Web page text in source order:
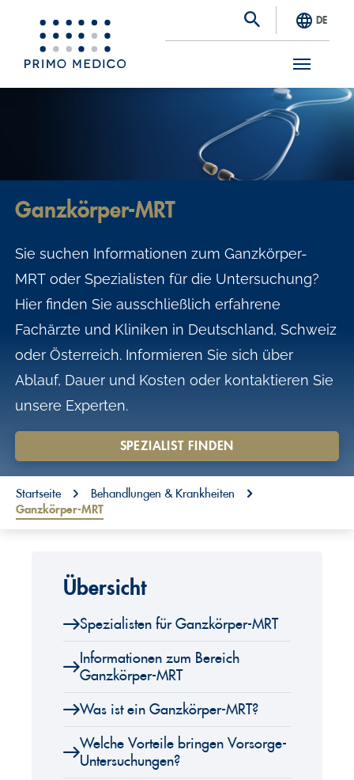
S
DE
Ganzkörper-MRT
Sie suchen Informationen zum Ganzkörper-
MRT oder Spezialisten für die Untersuchung?
Hier finden Sie ausschließlich erfahrene
Fachärzte und Kliniken in Deutschland, Schweiz
oder Österreich. Informieren Sie sich über
Ablauf, Dauer und Kosten oder kontaktieren Sie
unsere Experten.
SPEZIALIST FINDEN
You are here:
Startseite
Behandlungen & Krankheiten
Ganzkörper-MRT
Übersicht
Spezialisten für Ganzkörper-MRT
Informationen zum Bereich
Ganzkörper-MRT
Was ist ein Ganzkörper-MRT?
Welche Vorteile bringen Vorsorge-
Untersuchungen?